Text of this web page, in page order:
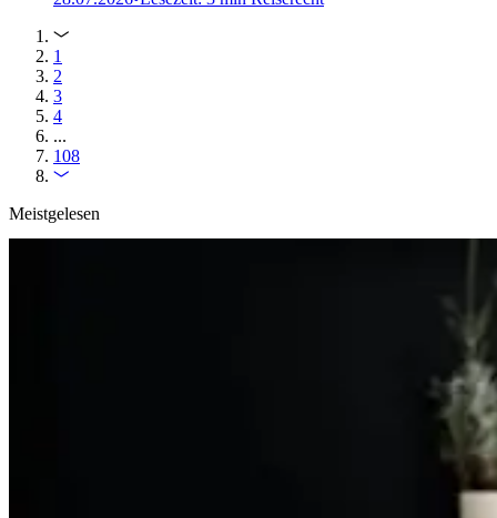
1
2
3
4
...
108
Meistgelesen